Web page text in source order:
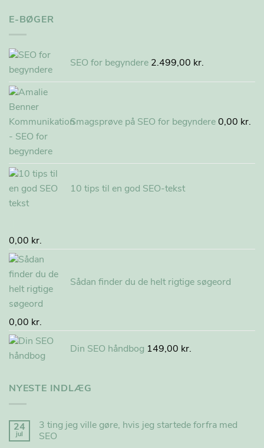
E-BØGER
SEO for begyndere 2.499,00 kr.
Smagsprøve på SEO for begyndere 0,00 kr.
10 tips til en god SEO-tekst
Vurderet
5.00ud af 5
0,00 kr.
Sådan finder du de helt rigtige søgeord
0,00 kr.
Din SEO håndbog 149,00 kr.
NYESTE INDLÆG
24
jul
3 ting jeg ville gøre, hvis jeg startede forfra med
SEO